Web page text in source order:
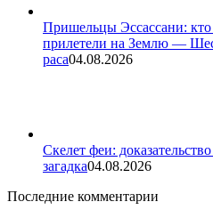
Пришельцы Эссассани:
прилетели на Землю —
раса04.08.2026
Скелет феи:
загадка04.08.2026
Последние комментарии